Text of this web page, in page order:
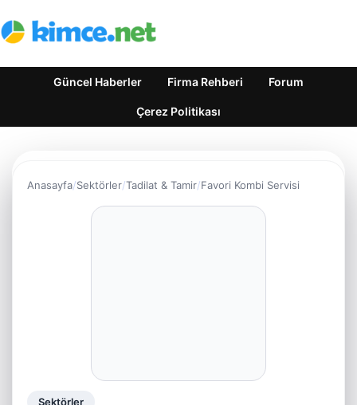
Güncel Haberler Firma Rehberi Forum
Çerez Politikası
Anasayfa Sektörler Tadilat & Tamir Favori Kombi Servisi
Sektörler